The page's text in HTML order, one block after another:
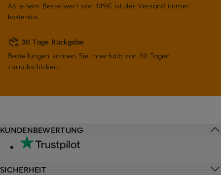
Ab einem Bestellwert von 149€ ist der Versand immer
kostenlos.
30 Tage Rückgabe
Bestellungen können Sie innerhalb von 30 Tagen
zurückschicken.
KUNDENBEWERTUNG
SICHERHEIT